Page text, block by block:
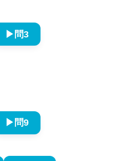
▶︎問3
▶︎問9